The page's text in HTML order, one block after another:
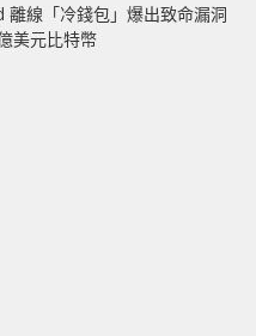
離線「冷錢包」爆出致命漏洞
美元比特幣